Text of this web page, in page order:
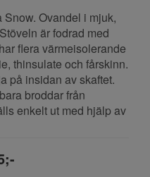
Ovandel i mjuk,
är fodrad med
flera värmeisolerande
thinsulate och fårskinn.
på insidan av skaftet.
broddar från
enkelt ut med hjälp av